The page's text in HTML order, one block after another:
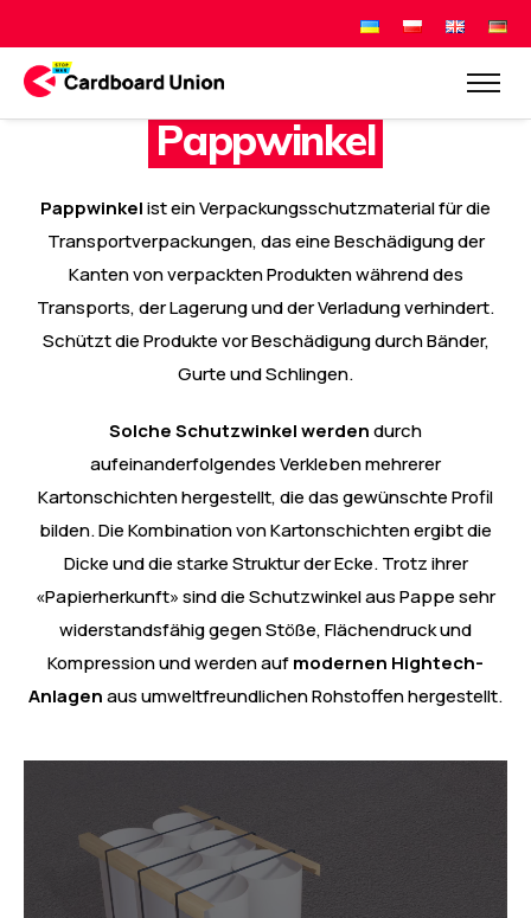
Pappwinkel
Pappwinkelist ein Verpackungsschutzmaterial für die
Transportverpackungen, das eine Beschädigung der
Kanten von verpackten Produkten während des
Transports, der Lagerung und der Verladung verhindert.
Schützt die Produkte vor Beschädigung durch Bänder,
Gurte und Schlingen.
Solche Schutzwinkel werdendurch
aufeinanderfolgendes Verkleben mehrerer
Kartonschichten hergestellt, die das gewünschte Profil
bilden. Die Kombination von Kartonschichten ergibt die
Dicke und die starke Struktur der Ecke. Trotz ihrer
«Papierherkunft» sind die Schutzwinkel aus Pappe sehr
widerstandsfähig gegen Stöße, Flächendruck und
Kompression und werden aufmodernen Hightech-
Anlagenaus umweltfreundlichen Rohstoffen hergestellt.